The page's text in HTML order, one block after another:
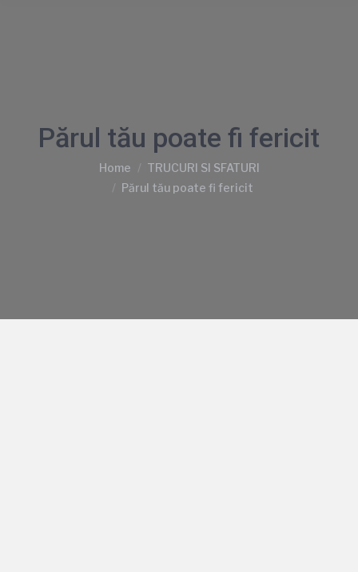
Părul tău poate fi fericit
Home
TRUCURI SI SFATURI
Părul tău poate fi fericit